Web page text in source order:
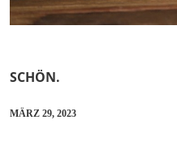
SCHÖN.
MÄRZ 29, 2023